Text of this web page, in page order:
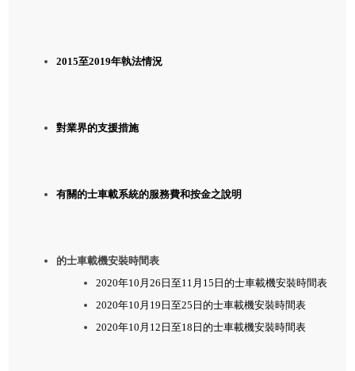
2015至2019年執法情況
對業界的支援措施
有關的士車載系統的服務費和按金之說明
的士車載機安裝時間表
2020年10月26日至11月15日的士車載機安裝時間表
2020年10月19日至25日的士車載機安裝時間表
2020年10月12日至18日的士車載機安裝時間表